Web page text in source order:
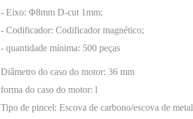
- Eixo: Φ8mm D-cut 1mm;
- Codificador: Codificador magnético;
- quantidade mínima: 500 peças
Diâmetro do caso do motor: 36 mm
forma do caso do motor: l
Tipo de pincel: Escova de carbono/escova de metal